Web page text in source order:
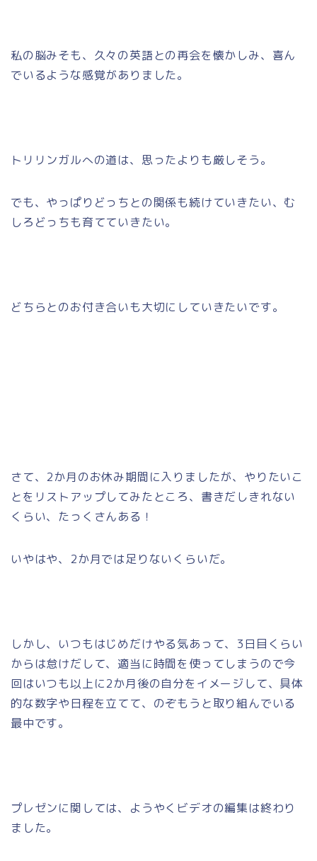
私の脳みそも、久々の英語との再会を懐かしみ、喜ん
でいるような感覚がありました。
トリリンガルへの道は、思ったよりも厳しそう。
でも、やっぱりどっちとの関係も続けていきたい、む
しろどっちも育てていきたい。
どちらとのお付き合いも大切にしていきたいです。
さて、2か月のお休み期間に入りましたが、やりたいこ
とをリストアップしてみたところ、書きだしきれない
くらい、たっくさんある！
いやはや、2か月では足りないくらいだ。
しかし、いつもはじめだけやる気あって、3日目くらい
からは怠けだして、適当に時間を使ってしまうので今
回はいつも以上に2か月後の自分をイメージして、具体
的な数字や日程を立てて、のぞもうと取り組んでいる
最中です。
プレゼンに関しては、ようやくビデオの編集は終わり
ました。